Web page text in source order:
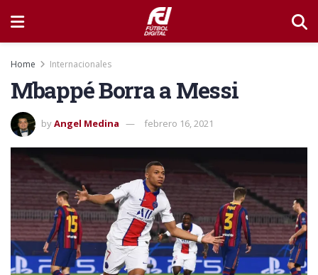
Home Internacionales
Mbappé Borra a Messi
byAngel Medina febrero 16, 2021